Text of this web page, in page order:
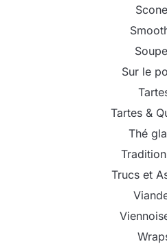
Sur le
Tartes &
Thé
Trucs et